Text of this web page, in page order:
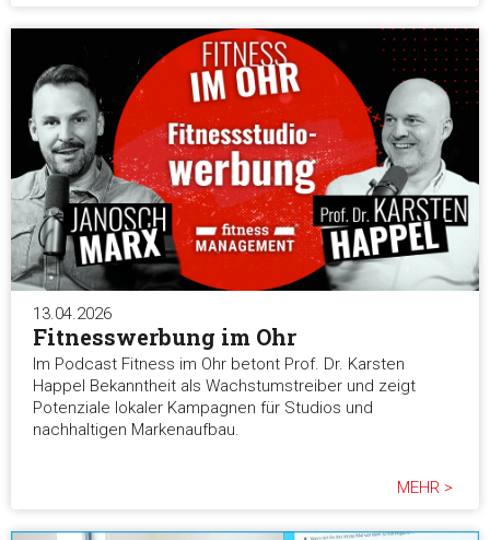
13.04.2026
Fitnesswerbung im Ohr
Im Podcast Fitness im Ohr betont Prof. Dr. Karsten
Happel Bekanntheit als Wachstumstreiber und zeigt
Potenziale lokaler Kampagnen für Studios und
nachhaltigen Markenaufbau.
MEHR >